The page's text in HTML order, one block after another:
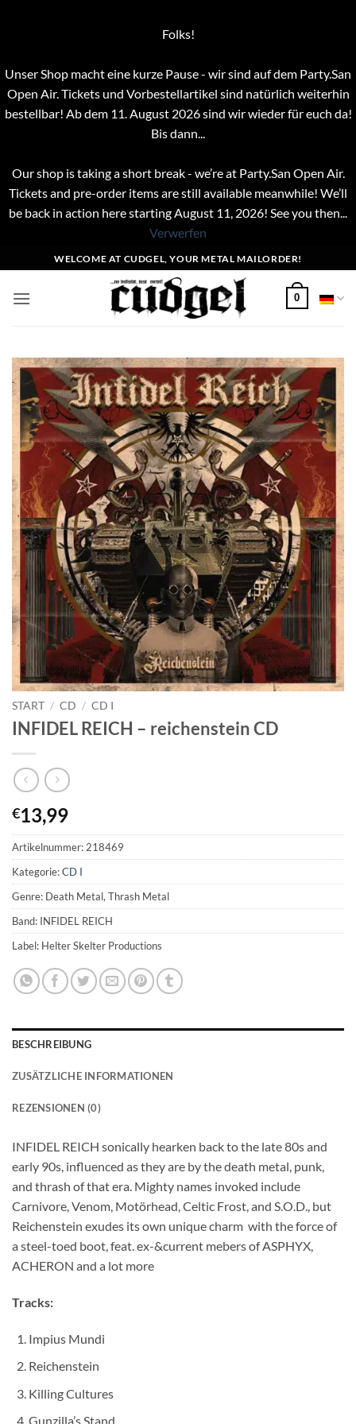
Folks!
Unser Shop macht eine kurze Pause - wir sind auf dem Party.San
Open Air. Tickets und Vorbestellartikel sind natürlich weiterhin
bestellbar! Ab dem 11. August 2026 sind wir wieder für euch da!
Bis dann...
Our shop is taking a short break - we’re at Party.San Open Air.
Tickets and pre-order items are still available meanwhile! We’ll
be back in action here starting August 11, 2026! See you then...
Verwerfen
Inhalt
springen
WELCOME AT CUDGEL, YOUR METAL MAILORDER!
0
START / CD / CD I
INFIDEL REICH – reichenstein CD
€13,99
Artikelnummer: 218469
Kategorie:CD I
Genre: Death Metal, Thrash Metal
Band: INFIDEL REICH
Label: Helter Skelter Productions
BESCHREIBUNG
ZUSÄTZLICHE INFORMATIONEN
REZENSIONEN (0)
INFIDEL REICH sonically hearken back to the late 80s and
early 90s, influenced as they are by the death metal, punk,
and thrash of that era. Mighty names invoked include
Carnivore, Venom, Motörhead, Celtic Frost, and S.O.D., but
Reichenstein exudes its own unique charm  with the force of
a steel-toed boot, feat. ex-&current mebers of ASPHYX,
ACHERON and a lot more
Tracks:
Impius Mundi
Reichenstein
Killing Cultures
Gunzilla’s Stand